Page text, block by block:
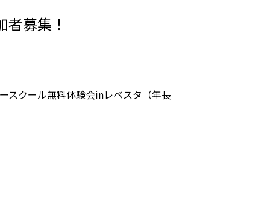
募集！
スクール無料体験会inレベスタ（年長